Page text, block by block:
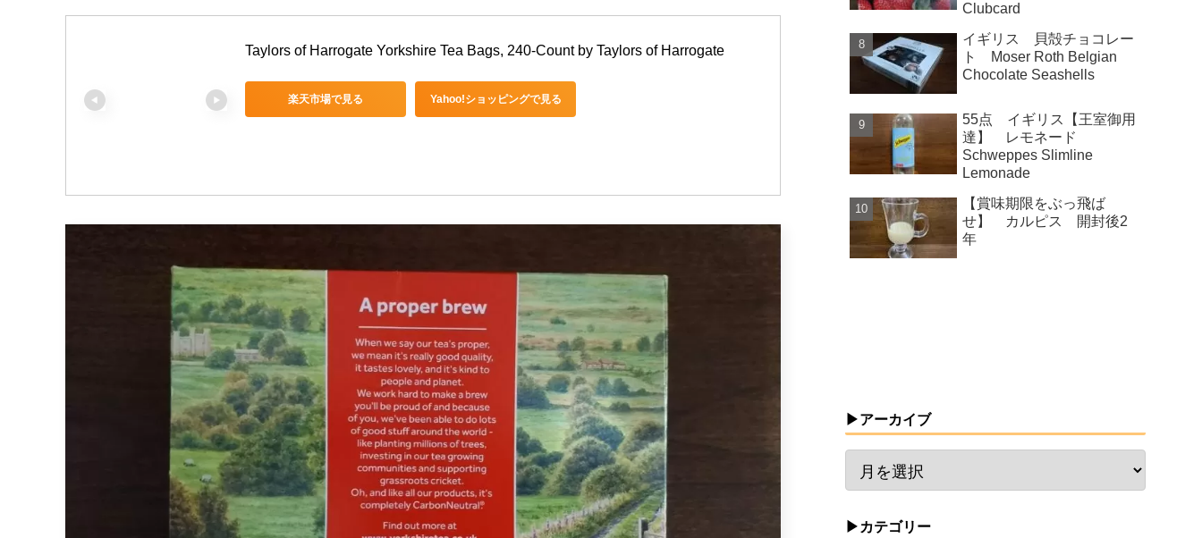
Taylors of Harrogate Yorkshire Tea Bags, 240-Count by Taylors of Harrogate
楽天市場で見る Yahoo!ショッピングで見る
Clubcard
イギリス 貝殻チョコレー
ト Moser Roth Belgian
Chocolate Seashells
55点 イギリス【王室御用
達】 レモネード
Schweppes Slimline
Lemonade
【賞味期限をぶっ飛ば
せ】 カルピス 開封後2
年
▶アーカイブ
▶カテゴリー